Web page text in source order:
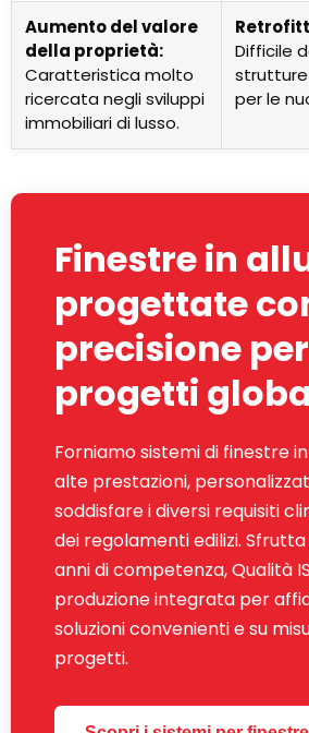
Aumento del valore
della proprietà:
Caratteristica molto
ricercata negli sviluppi
immobiliari di lusso.
Difficile
per le
Finestre in
progettate
precisione per
progetti
Forniamo sistemi di finestre
alte prestazioni,
soddisfare i diversi requisiti
dei regolamenti edilizi. Sfrutta
anni di competenza, Qualità
produzione integrata per
soluzioni convenienti e su
progetti.